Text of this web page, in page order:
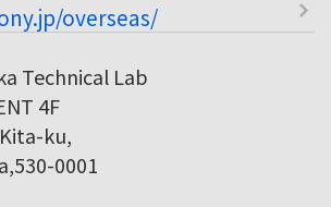
overseas/
Technical Lab
4F
ku,
0001